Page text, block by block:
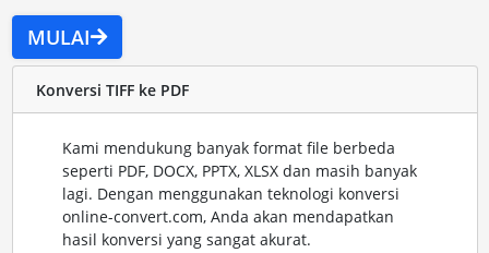
MULAI
Konversi TIFF ke PDF
Kami mendukung banyak format file berbeda
seperti PDF, DOCX, PPTX, XLSX dan masih banyak
lagi. Dengan menggunakan teknologi konversi
online-convert.com, Anda akan mendapatkan
hasil konversi yang sangat akurat.